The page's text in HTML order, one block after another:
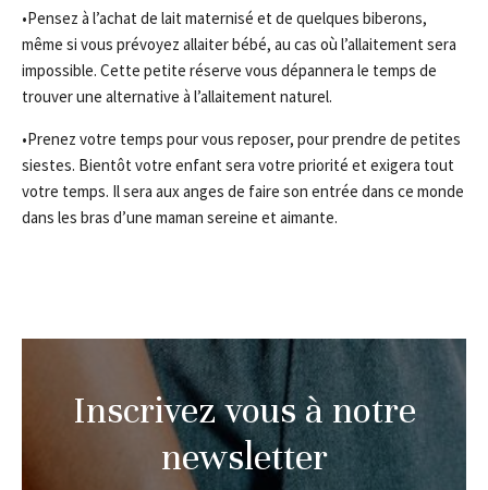
•Pensez à l’achat de lait maternisé et de quelques biberons,
même si vous prévoyez allaiter bébé, au cas où l’allaitement sera
impossible. Cette petite réserve vous dépannera le temps de
trouver une alternative à l’allaitement naturel.
•Prenez votre temps pour vous reposer, pour prendre de petites
siestes. Bientôt votre enfant sera votre priorité et exigera tout
votre temps. Il sera aux anges de faire son entrée dans ce monde
dans les bras d’une maman sereine et aimante.
Inscrivez vous à notre
newsletter